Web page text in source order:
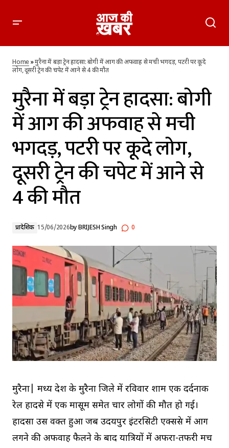
कूदे लोग, दूसरी ट्रेन की चपेट में आने से 4 की मौत
Home»मुरैना में बड़ा ट्रेन हादसा: बोगी में आग की अफवाह से मची भगदड़, पटरी पर कूदे
लोग, दूसरी ट्रेन की चपेट में आने से 4 की मौत
मुरैना में बड़ा ट्रेन हादसा: बोगी
में आग की अफवाह से मची
भगदड़, पटरी पर कूदे लोग,
दूसरी ट्रेन की चपेट में आने से
4 की मौत
प्रादेशिक 15/06/2026byBRIJESH Singh 0
मुरैना| मध्य प्रदेश के मुरैना जिले में रविवार शाम एक दर्दनाक
रेल हादसे में एक मासूम समेत चार लोगों की मौत हो गई।
हादसा उस वक्त हुआ जब उदयपुर इंटरसिटी एक्सप्रेस में आग
लगने की अफवाह फैलने के बाद यात्रियों में अफरा-तफरी मच